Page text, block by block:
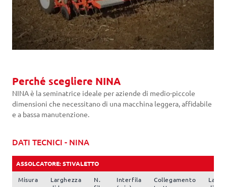
Perché scegliere NINA
NINA è la seminatrice ideale per aziende di medio-piccole
dimensioni che necessitano di una macchina leggera, affidabile
e a bassa manutenzione.
DATI TECNICI - NINA
ASSOLCATORE: STIVALETTO
Misura
Larghezza
N.
Interfila
Collegamento